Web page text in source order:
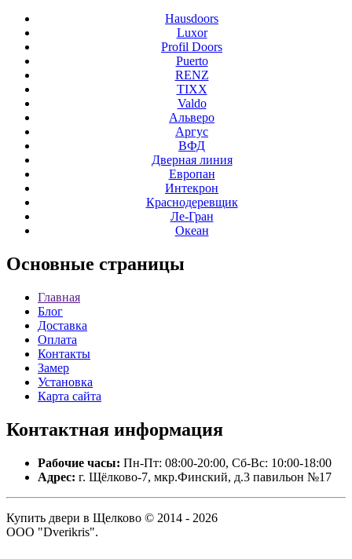
Hausdoors
Luxor
Profil Doors
Puerto
RENZ
TIXX
Valdo
Альверо
Аргус
ВФД
Дверная линия
Европан
Интекрон
Краснодеревщик
Ле-Гран
Океан
Основные страницы
Главная
Блог
Доставка
Оплата
Контакты
Замер
Установка
Карта сайта
Контактная информация
Рабочие часы: Пн-Пт: 08:00-20:00, Сб-Вс: 10:00-18:00
Адрес: г. Щёлково-7, мкр.Финский, д.3 павильон №17
Купить двери в Щелково © 2014 - 2026
ООО "Dverikris".